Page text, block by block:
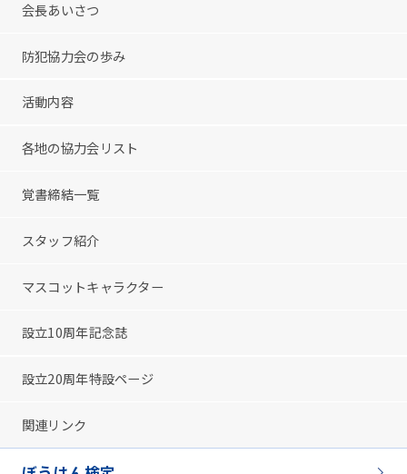
会長あいさつ
防犯協力会の歩み
活動内容
各地の協力会リスト
覚書締結一覧
スタッフ紹介
マスコットキャラクター
設立10周年記念誌
設立20周年特設ページ
関連リンク